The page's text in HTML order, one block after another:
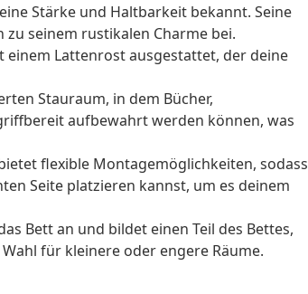
Stärke und Haltbarkeit bekannt. Seine
seinem rustikalen Charme bei.
Lattenrost ausgestattet, der deine
Stauraum, in dem Bücher,
aufbewahrt werden können, was
flexible Montagemöglichkeiten, sodass
Seite platzieren kannst, um es deinem
Bett an und bildet einen Teil des Bettes,
für kleinere oder engere Räume.